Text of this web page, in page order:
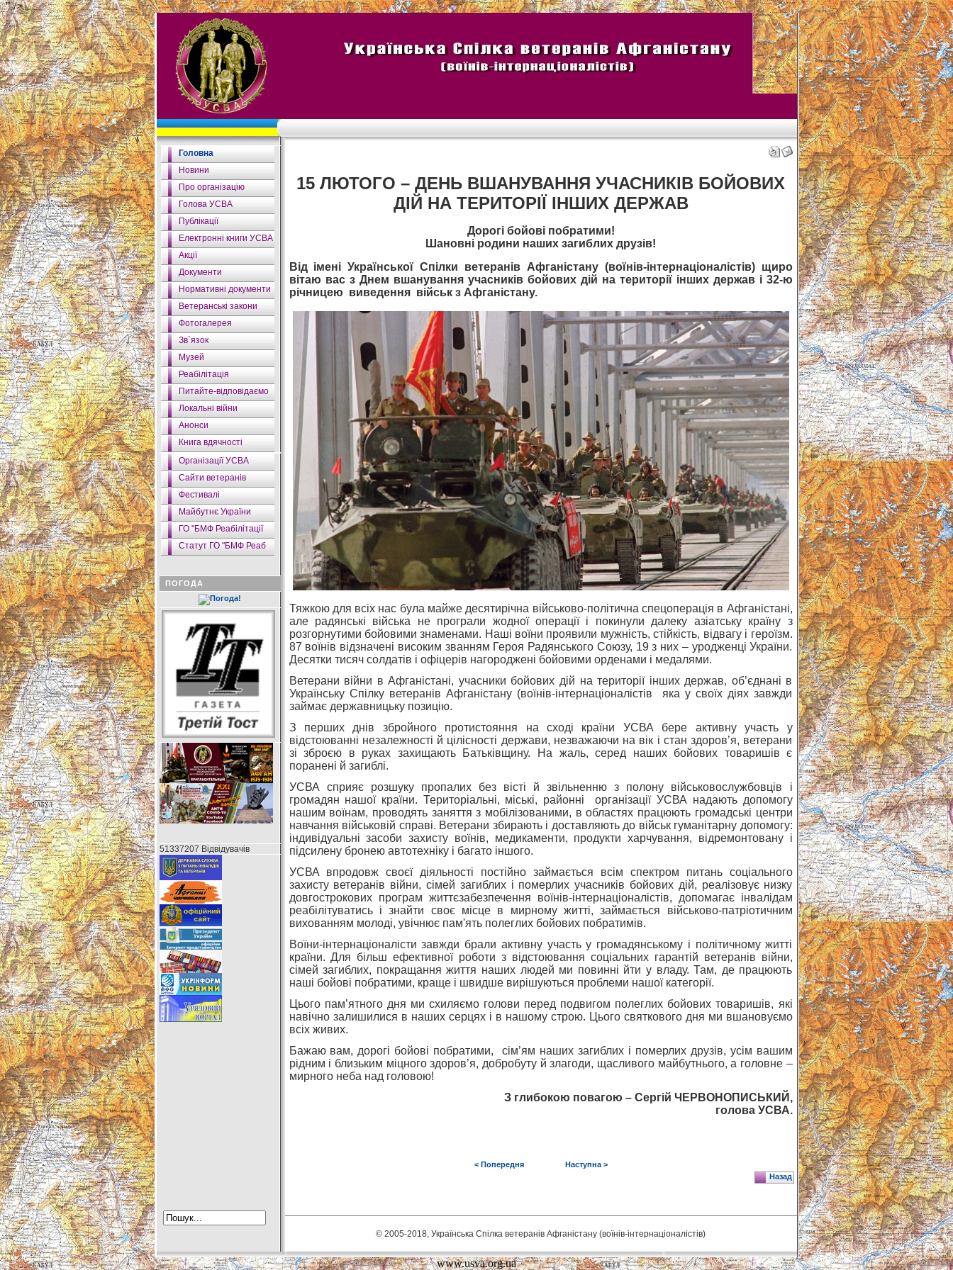
" />
Головна
Новини
Про організацію
Голова УСВА
Публікації
Електронні книги УСВА
Акції
Документи
Нормативні документи
Ветеранські закони
Фотогалерея
Зв`язок
Музей
Реабілітація
Питайте-відповідаємо
Локальні війни
Анонси
Книга вдячності
Організації УСВА
Сайти ветеранів
Фестивалі
Майбутнє України
ГО "БМФ Реабілітації
Статут ГО "БМФ Реаб
ПОГОДА
51337207 Відвідувачів
15 ЛЮТОГО – ДЕНЬ ВШАНУВАННЯ УЧАСНИКІВ БОЙОВИХ
ДІЙ НА ТЕРИТОРІЇ ІНШИХ ДЕРЖАВ
Дорогі бойові побратими!
Шановні родини наших загиблих друзів!
Від імені Української Спілки ветеранів Афганістану (воїнів-інтернаціоналістів) щиро
вітаю вас з Днем вшанування учасників бойових дій на території інших держав і 32-ю
річницею виведення військ з Афганістану.
Тяжкою для всіх нас була майже десятирічна військово-політична спецоперація в Афганістані,
але радянські війська не програли жодної операції і покинули далеку азіатську країну з
розгорнутими бойовими знаменами. Наші воїни проявили мужність, стійкість, відвагу і героїзм.
87 воїнів відзначені високим званням Героя Радянського Союзу, 19 з них – уродженці України.
Десятки тисяч солдатів і офіцерів нагороджені бойовими орденами і медалями.
Ветерани війни в Афганістані, учасники бойових дій на території інших держав, об’єднані в
Українську Спілку ветеранів Афганістану (воїнів-інтернаціоналістів яка у своїх діях завжди
займає державницьку позицію.
З перших днів збройного протистояння на сході країни УСВА бере активну участь у
відстоюванні незалежності й цілісності держави, незважаючи на вік і стан здоров’я, ветерани
зі зброєю в руках захищають Батьківщину. На жаль, серед наших бойових товаришів є
поранені й загиблі.
УСВА сприяє розшуку пропалих без вісті й звільненню з полону військовослужбовців і
громадян нашої країни. Територіальні, міські, районні організації УСВА надають допомогу
нашим воїнам, проводять заняття з мобілізованими, в областях працюють громадські центри
навчання військовій справі. Ветерани збирають і доставляють до військ гуманітарну допомогу:
індивідуальні засоби захисту воїнів, медикаменти, продукти харчування, відремонтовану і
підсилену бронею автотехніку і багато іншого.
УСВА впродовж своєї діяльності постійно займається всім спектром питань соціального
захисту ветеранів війни, сімей загиблих і померлих учасників бойових дій, реалізовує низку
довгострокових програм життєзабезпечення воїнів-інтернаціоналістів, допомагає інвалідам
реабілітуватись і знайти своє місце в мирному житті, займається військово-патріотичним
вихованням молоді, увічнює пам'ять полеглих бойових побратимів.
Воїни-інтернаціоналісти завжди брали активну участь у громадянському і політичному житті
країни. Для більш ефективної роботи з відстоювання соціальних гарантій ветеранів війни,
сімей загиблих, покращання життя наших людей ми повинні йти у владу. Там, де працюють
наші бойові побратими, краще і швидше вирішуються проблеми нашої категорії.
Цього пам’ятного дня ми схиляємо голови перед подвигом полеглих бойових товаришів, які
навічно залишилися в наших серцях і в нашому строю. Цього святкового дня ми вшановуємо
всіх живих.
Бажаю вам, дорогі бойові побратими, сім’ям наших загиблих і померлих друзів, усім вашим
рідним і близьким міцного здоров’я, добробуту й злагоди, щасливого майбутнього, а головне –
мирного неба над головою!
З глибокою повагою – Сергій ЧЕРВОНОПИСЬКИЙ,
голова УСВА.
< Попередня
Наступна >
Назад
© 2005-2018, Українська Спілка ветеранів Афганістану (воїнів-інтернаціоналістів)
www.usva.org.ua